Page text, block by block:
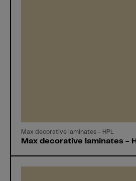
Max decorative laminates - HPL
Max decorative laminates -